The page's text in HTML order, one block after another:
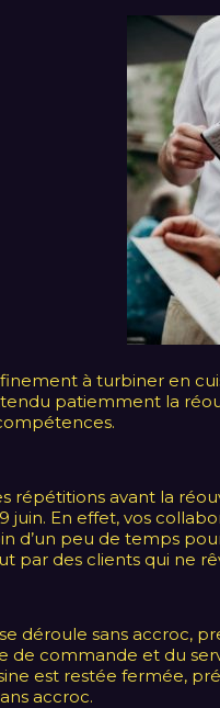
à turbiner en
patiemment la
répétitions avant la
juin. En effet, vos
d’un peu de temps
par des clients qui ne
déroule sans accroc,
de commande et du
est restée fermée,
accroc.